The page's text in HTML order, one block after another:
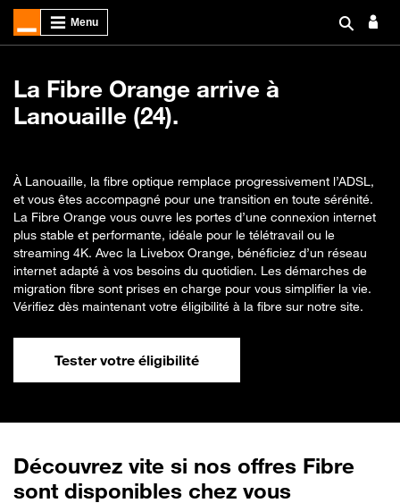
La Fibre Orange arrive à
Lanouaille (24).
À Lanouaille, la fibre optique remplace progressivement l’ADSL,
et vous êtes accompagné pour une transition en toute sérénité.
La Fibre Orange vous ouvre les portes d’une connexion internet
plus stable et performante, idéale pour le télétravail ou le
streaming 4K. Avec la Livebox Orange, bénéficiez d’un réseau
internet adapté à vos besoins du quotidien. Les démarches de
migration fibre sont prises en charge pour vous simplifier la vie.
Vérifiez dès maintenant votre éligibilité à la fibre sur notre site.
Tester votre éligibilité
Découvrez vite si nos offres Fibre
sont disponibles chez vous